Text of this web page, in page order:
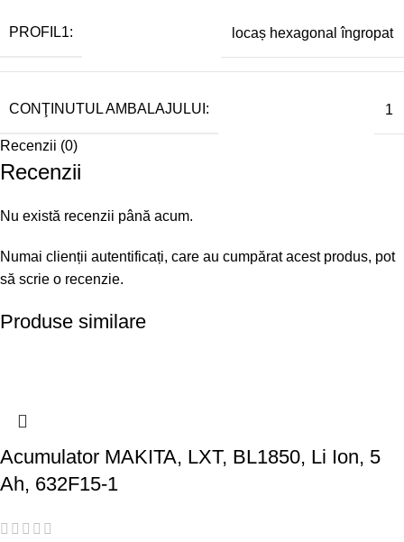
PROFIL1: locaș hexagonal îngropat
CONŢINUTUL AMBALAJULUI: 1
Recenzii (0)
Recenzii
Nu există recenzii până acum.
Numai clienții autentificați, care au cumpărat acest produs, pot
să scrie o recenzie.
Produse similare
Acumulator MAKITA, LXT, BL1850, Li Ion, 5
Ah, 632F15-1